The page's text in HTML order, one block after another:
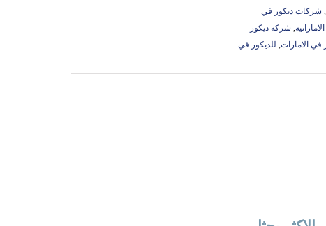
, شركات ديكور في
, شركة ديكور
في الامارات, للديكور في